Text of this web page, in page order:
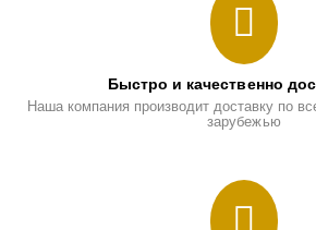
Быстро и качественно
Наша компания производит доставку по
зарубежью